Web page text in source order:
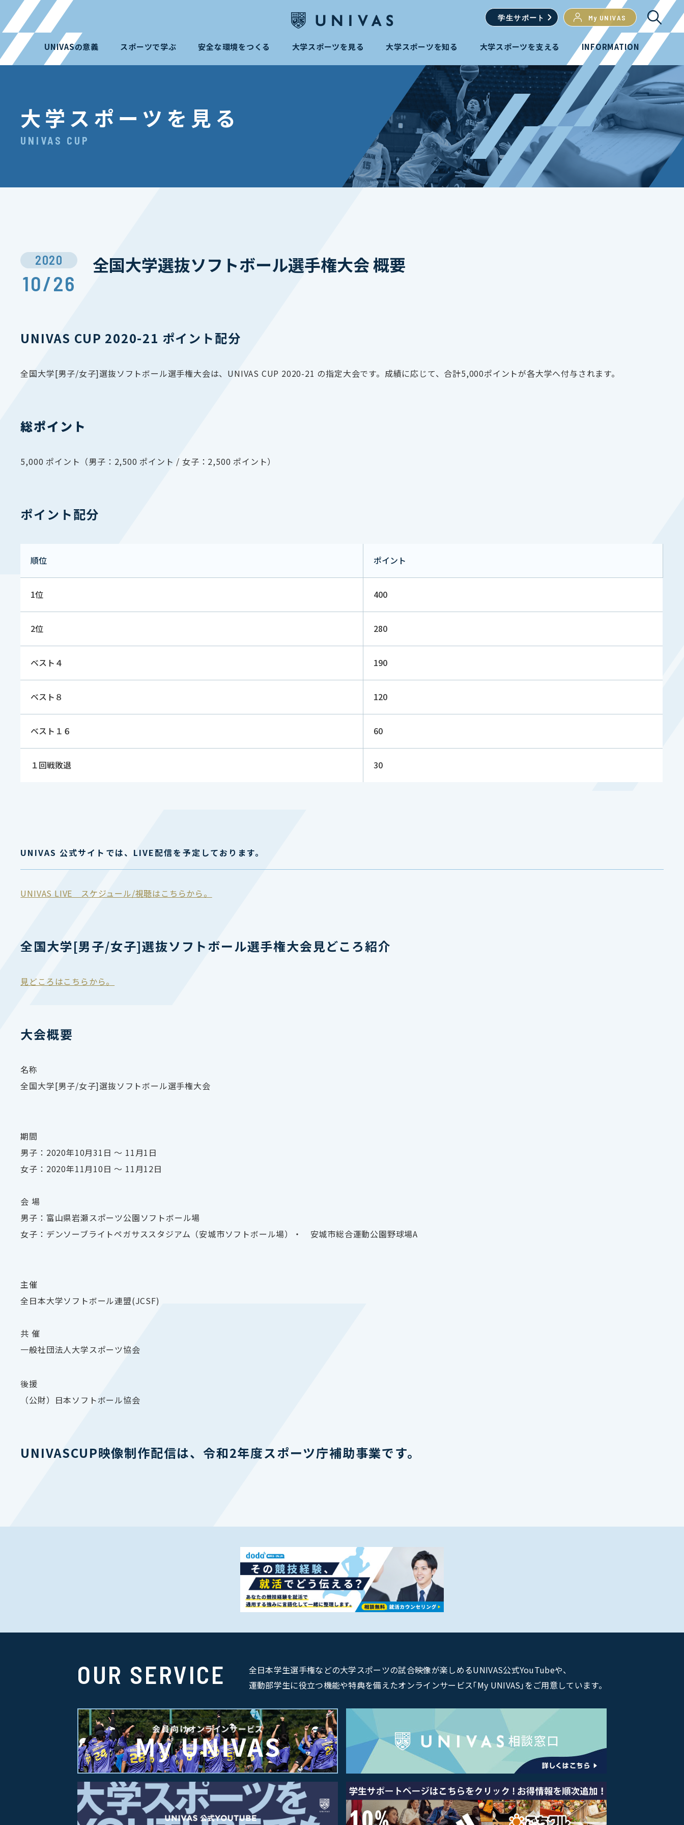
学生サポート My UNIVAS
UNIVASの意義 スポーツで学ぶ 安全な環境をつくる 大学スポーツを見る 大学スポーツを知る 大学スポーツを支える INFORMATION
大学スポーツを見る
UNIVAS CUP
2020
10/26
全国大学選抜ソフトボール選手権大会 概要
UNIVAS CUP 2020-21 ポイント配分
全国大学[男子/女子]選抜ソフトボール選手権大会は、UNIVAS CUP 2020-21 の指定大会です。成績に応じて、合計5,000ポイントが各大学へ付与されます。
総ポイント
5,000 ポイント（男子：2,500 ポイント / 女子：2,500 ポイント）
ポイント配分
順位 ポイント
1位 400
2位 280
ベスト４ 190
ベスト８ 120
ベスト１６ 60
１回戦敗退 30
UNIVAS 公式サイトでは、LIVE配信を予定しております。
UNIVAS LIVE スケジュール/視聴はこちらから。
全国大学[男子/女子]選抜ソフトボール選手権大会見どころ紹介
見どころはこちらから。
大会概要
名称
全国大学[男子/女子]選抜ソフトボール選手権大会
期間
男子：2020年10月31日 ～ 11月1日
女子：2020年11月10日 ～ 11月12日
会 場
男子：富山県岩瀬スポーツ公園ソフトボール場
女子：デンソーブライトペガサススタジアム（安城市ソフトボール場）・ 安城市総合運動公園野球場A
主催
全日本大学ソフトボール連盟(JCSF)
共 催
一般社団法人大学スポーツ協会
後援
（公財）日本ソフトボール協会
UNIVASCUP映像制作配信は、令和2年度スポーツ庁補助事業です。
OUR SERVICE
全日本学生選手権などの大学スポーツの試合映像が楽しめるUNIVAS公式YouTubeや、
運動部学生に役立つ機能や特典を備えたオンラインサービス｢My UNIVAS｣をご用意しています。